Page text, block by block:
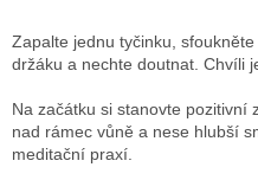
Zapalte jednu tyčinku,
držáku a nechte doutnat. Chvíli
Na začátku si stanovte pozitivní
nad rámec vůně a nese hlubší
meditační praxí.